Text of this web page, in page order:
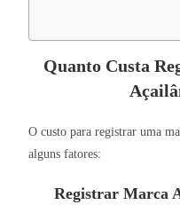
Quanto Custa
O custo para registrar uma
alguns fatores:
Registrar Marca